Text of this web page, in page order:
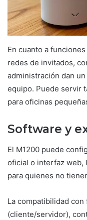
En cuanto a
redes de invitados,
administración dan
equipo. Puede servir
para oficinas
Software y
El M1200 puede
oficial o interfaz web,
para quienes no
La compatibilidad
(cliente/servidor),